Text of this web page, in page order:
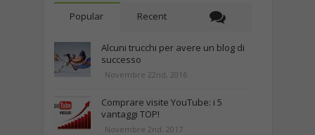
Popular Recent
Alcuni trucchi per avere un blog di
successo
Novembre 22nd, 2016
Comprare visite YouTube: i 5
vantaggi TOP!
Novembre 2nd, 2017